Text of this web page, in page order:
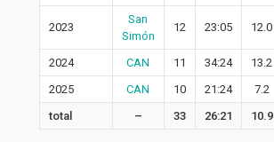
2023
San
Simón
12 23:05 12.0
2024 CAN 11 34:24 13.2
2025
CAN 10 21:24 7.2
total
– 33 26:21 10.9